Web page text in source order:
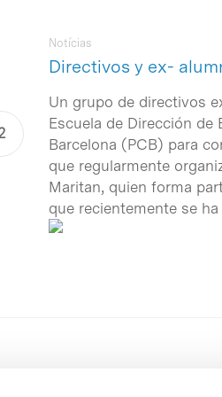
Directivos y ex-
Notícias
Un grupo de directivos
Escuela de Dirección de
Barcelona (PCB) para
que regularmente
Maritan, quien forma
que recientemente se